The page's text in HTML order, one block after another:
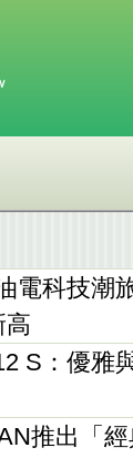
電科技潮
高
S：優雅
推出「